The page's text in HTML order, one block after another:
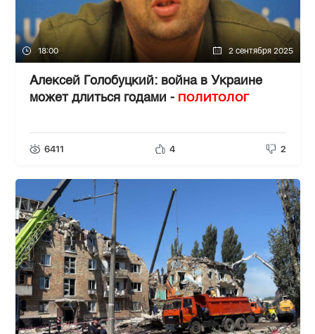
18:00 2 сентября 2025
Алексей Голобуцкий: война в Украине
может длиться годами - ПОЛИТОЛОГ
6411 4 2